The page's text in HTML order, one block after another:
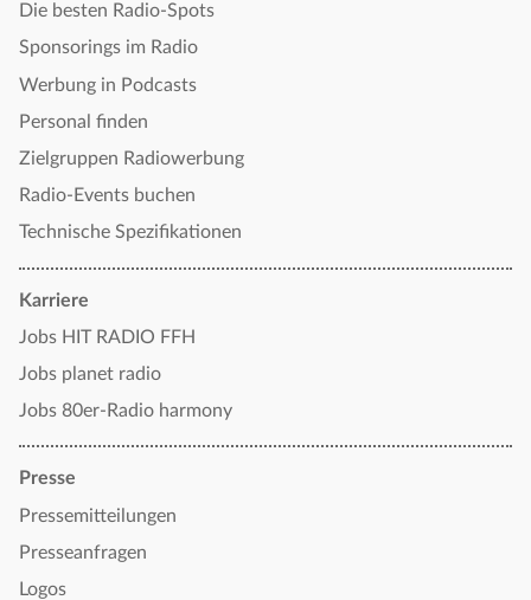
Die besten Radio-Spots
Sponsorings im Radio
Werbung in Podcasts
Personal finden
Zielgruppen Radiowerbung
Radio-Events buchen
Technische Spezifikationen
Karriere
Jobs HIT RADIO FFH
Jobs planet radio
Jobs 80er-Radio harmony
Presse
Pressemitteilungen
Presseanfragen
Logos